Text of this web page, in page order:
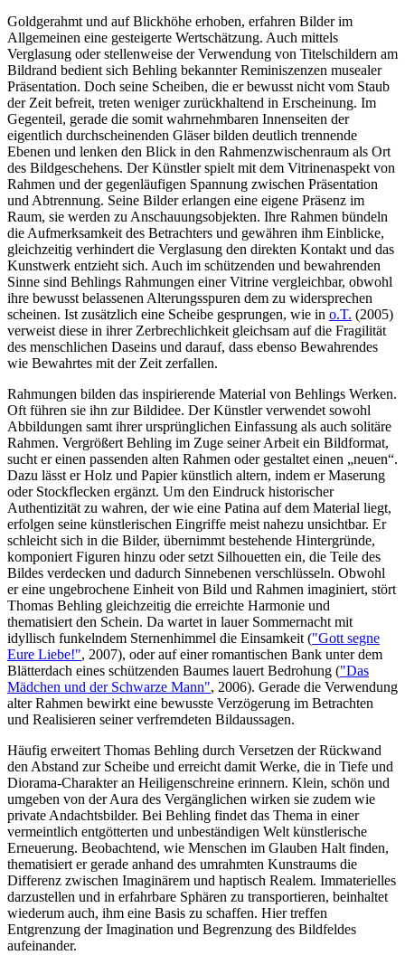
Goldgerahmt und auf Blickhöhe erhoben, erfahren Bilder im
Allgemeinen eine gesteigerte Wertschätzung. Auch mittels
Verglasung oder stellenweise der Verwendung von Titelschildern am
Bildrand bedient sich Behling bekannter Reminiszenzen musealer
Präsentation. Doch seine Scheiben, die er bewusst nicht vom Staub
der Zeit befreit, treten weniger zurückhaltend in Erscheinung. Im
Gegenteil, gerade die somit wahrnehmbaren Innenseiten der
eigentlich durchscheinenden Gläser bilden deutlich trennende
Ebenen und lenken den Blick in den Rahmenzwischenraum als Ort
des Bildgeschehens. Der Künstler spielt mit dem Vitrinenaspekt von
Rahmen und der gegenläufigen Spannung zwischen Präsentation
und Abtrennung. Seine Bilder erlangen eine eigene Präsenz im
Raum, sie werden zu Anschauungsobjekten. Ihre Rahmen bündeln
die Aufmerksamkeit des Betrachters und gewähren ihm Einblicke,
gleichzeitig verhindert die Verglasung den direkten Kontakt und das
Kunstwerk entzieht sich. Auch im schützenden und bewahrenden
Sinne sind Behlings Rahmungen einer Vitrine vergleichbar, obwohl
ihre bewusst belassenen Alterungsspuren dem zu widersprechen
scheinen. Ist zusätzlich eine Scheibe gesprungen, wie in o.T. (2005)
verweist diese in ihrer Zerbrechlichkeit gleichsam auf die Fragilität
des menschlichen Daseins und darauf, dass ebenso Bewahrendes
wie Bewahrtes mit der Zeit zerfallen.
Rahmungen bilden das inspirierende Material von Behlings Werken.
Oft führen sie ihn zur Bildidee. Der Künstler verwendet sowohl
Abbildungen samt ihrer ursprünglichen Einfassung als auch solitäre
Rahmen. Vergrößert Behling im Zuge seiner Arbeit ein Bildformat,
sucht er einen passenden alten Rahmen oder gestaltet einen „neuen“.
Dazu lässt er Holz und Papier künstlich altern, indem er Maserung
oder Stockflecken ergänzt. Um den Eindruck historischer
Authentizität zu wahren, der wie eine Patina auf dem Material liegt,
erfolgen seine künstlerischen Eingriffe meist nahezu unsichtbar. Er
schleicht sich in die Bilder, übernimmt bestehende Hintergründe,
komponiert Figuren hinzu oder setzt Silhouetten ein, die Teile des
Bildes verdecken und dadurch Sinnebenen verschlüsseln. Obwohl
er eine ungebrochene Einheit von Bild und Rahmen imaginiert, stört
Thomas Behling gleichzeitig die erreichte Harmonie und
thematisiert den Schein. Da wartet in lauer Sommernacht mit
idyllisch funkelndem Sternenhimmel die Einsamkeit ("Gott segne
Eure Liebe!", 2007), oder auf einer romantischen Bank unter dem
Blätterdach eines schützenden Baumes lauert Bedrohung ("Das
Mädchen und der Schwarze Mann", 2006). Gerade die Verwendung
alter Rahmen bewirkt eine bewusste Verzögerung im Betrachten
und Realisieren seiner verfremdeten Bildaussagen.
Häufig erweitert Thomas Behling durch Versetzen der Rückwand
den Abstand zur Scheibe und erreicht damit Werke, die in Tiefe und
Diorama-Charakter an Heiligenschreine erinnern. Klein, schön und
umgeben von der Aura des Vergänglichen wirken sie zudem wie
private Andachtsbilder. Bei Behling findet das Thema in einer
vermeintlich entgötterten und unbeständigen Welt künstlerische
Erneuerung. Beobachtend, wie Menschen im Glauben Halt finden,
thematisiert er gerade anhand des umrahmten Kunstraums die
Differenz zwischen Imaginärem und haptisch Realem. Immaterielles
darzustellen und in erfahrbare Sphären zu transportieren, beinhaltet
wiederum auch, ihm eine Basis zu schaffen. Hier treffen
Entgrenzung der Imagination und Begrenzung des Bildfeldes
aufeinander.